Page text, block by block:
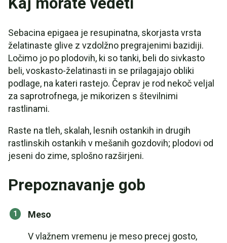
Sebacina epigaea je resupinatna, skorjasta vrsta
želatinaste glive z vzdolžno pregrajenimi bazidiji.
Ločimo jo po plodovih, ki so tanki, beli do sivkasto
beli, voskasto-želatinasti in se prilagajajo obliki
podlage, na kateri rastejo. Čeprav je rod nekoč veljal
za saprotrofnega, je mikorizen s številnimi
rastlinami.
Raste na tleh, skalah, lesnih ostankih in drugih
rastlinskih ostankih v mešanih gozdovih; plodovi od
jeseni do zime, splošno razširjeni.
Prepoznavanje gob
Meso
V vlažnem vremenu je meso precej gosto,